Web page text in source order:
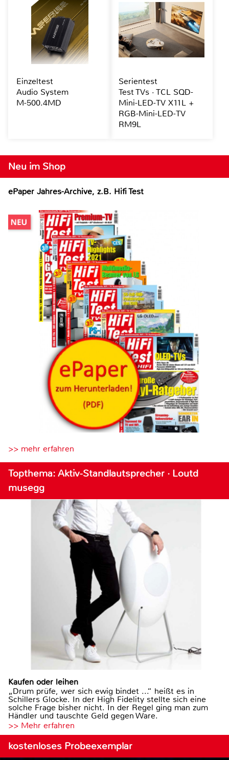
Neu im Shop
ePaper Jahres-Archive, z.B. Hifi Test
>> mehr erfahren
Topthema: Aktiv-Standlautsprecher · Loutd
musegg
Kaufen oder leihen
„Drum prüfe, wer sich ewig bindet ...“ heißt es in
Schillers Glocke. In der High Fidelity stellte sich eine
solche Frage bisher nicht. In der Regel ging man zum
Händler und tauschte Geld gegen Ware.
>> Mehr erfahren
kostenloses Probeexemplar
Einzeltest
Audio System
M-500.4MD
Serientest
Test TVs · TCL SQD-
Mini-LED-TV X11L +
RGB-Mini-LED-TV
RM9L